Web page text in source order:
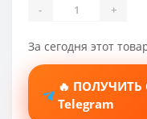
- +
За сегодня этот
🔥 ПОЛУЧИТЬ
Telegram